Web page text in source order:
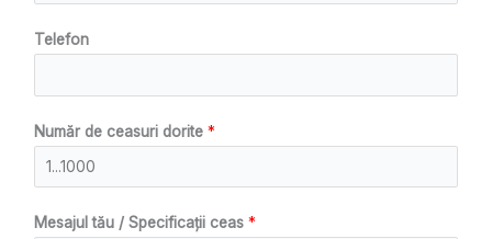
Telefon
Număr de ceasuri dorite*
Mesajul tău / Specificații ceas*